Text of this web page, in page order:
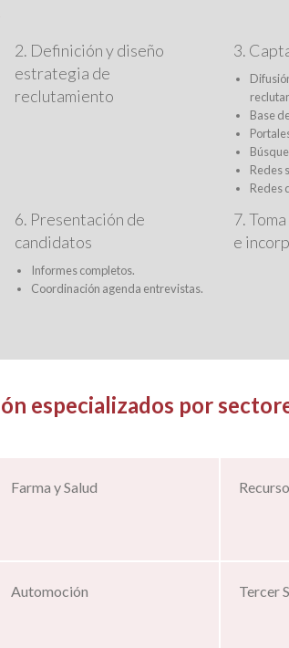
2. Definición y diseño
estrategia de
reclutamiento
3.
Base
Redes
Redes
6. Presentación de
candidatos
Informes completos.
Coordinación agenda entrevistas.
7.
e
especializados por
Farma y Salud
Automoción Tercer